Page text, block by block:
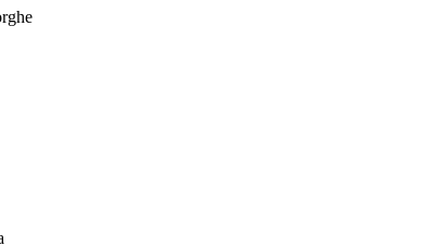
Marius Blaj
Sidonia Ganea